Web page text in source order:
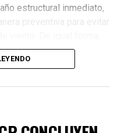
estructural inmediato,
preventiva para evitar
de la zona, retirando
que podrían